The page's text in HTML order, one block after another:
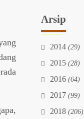
Arsip
2014(29)
2015(28)
2016(64)
2017(99)
2018(206)